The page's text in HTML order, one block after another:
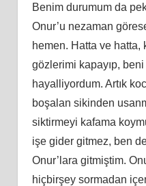
Benim durumum da
Onur’u nezaman
hemen. Hatta ve hatta,
gözlerimi kapayıp,
hayalliyordum. Artık
boşalan sikinden
siktirmeyi kafama
işe gider gitmez, ben
Onur’lara gitmiştim.
hiçbirşey sormadan